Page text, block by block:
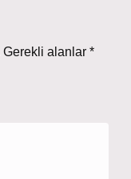
Gerekli alanlar *